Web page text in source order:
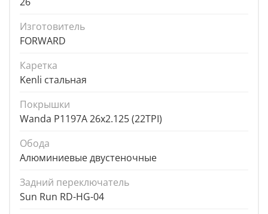
Изготовитель
FORWARD
Каретка
Kenli стальная
Покрышки
Wanda P1197A 26x2.125 (22TPI)
Обода
Алюминиевые двустеночные
Задний переключатель
Sun Run RD-HG-04